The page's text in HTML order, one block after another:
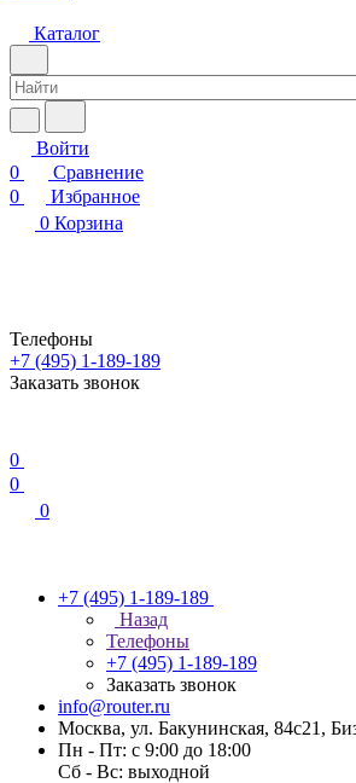
Каталог
Войти
0
Сравнение
0
Избранное
0 Корзина
Телефоны
+7 (495) 1-189-189
Заказать звонок
0
0
0
+7 (495) 1-189-189
Назад
Телефоны
+7 (495) 1-189-189
Заказать звонок
info@router.ru
Москва, ул. Бакунинская, 84с21,
Пн - Пт: с 9:00 до 18:00
Cб - Вс: выходной